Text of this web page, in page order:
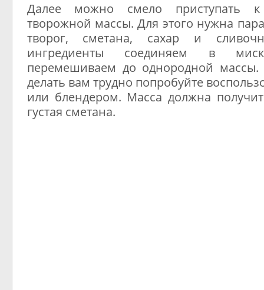
Далее можно смело приступать к
творожной массы. Для этого нужна
творог, сметана, сахар и
ингредиенты соединяем в
перемешиваем до однородной массы.
делать вам трудно попробуйте
или блендером. Масса должна
густая сметана.